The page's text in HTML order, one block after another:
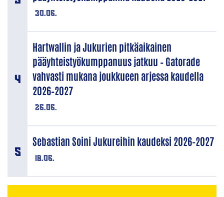
30.06.
26.06.
Hartwallin ja Jukurien pitkäaikainen
pääyhteistyökumppanuus jatkuu – Gatorade
vahvasti mukana joukkueen arjessa kaudella
2026–2027
18.06.
Sebastian Soini Jukureihin kaudeksi 2026–2027